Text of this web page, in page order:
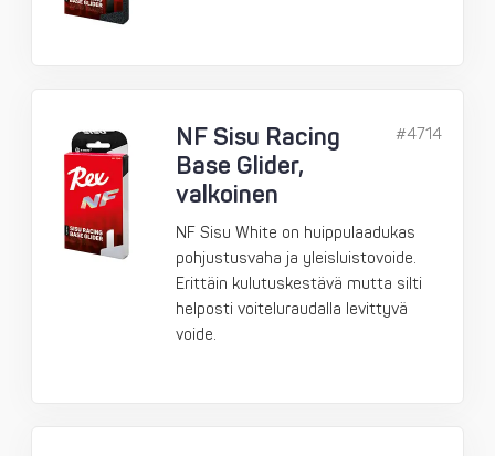
NF Sisu Racing
Base Glider,
valkoinen
NF Sisu White on huippulaadukas
pohjustusvaha ja yleisluistovoide.
Erittäin kulutuskestävä mutta silti
helposti voiteluraudalla levittyvä
voide.
#4714